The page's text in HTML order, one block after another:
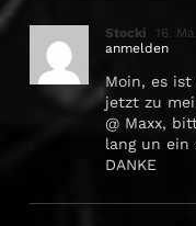
Stocki 16.
anmelden
Moin, es
jetzt zu
@ Maxx,
lang un ein
DANKE